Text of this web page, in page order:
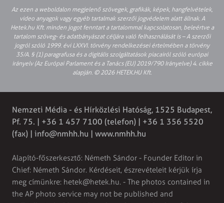
Az ezen a weboldalon megjelenő szövegek, grafikák, képek, hangfelvételek,
video anyagok vagy egyéb tartalmak szerzői jogvédelem alatt állnak. A
Hetek.hu Kft. minden jogot fenntart a tartalommal kapcsolatosan, beleértve a
tartalom szöveg- és adatbányászat céljára való felhasználását is – A szerzői
jogról szóló 1999. évi LXXVI. törvény rendelkezései értelmében a törvény
35/A. § (1) paragrafusa és a digitális szolgáltatások piacairól szóló európai
irányelv (Az Európai Parlament és a Tanács (EU) 2019/790 Irányelve) 4. cikke
alapján. © 2026 HETEK.HU Kft.
Nemzeti Média - és Hírközlési Hatóság, 1525 Budapest,
Pf. 75. | +36 1 457 7100 (telefon) | +36 1 356 5520
(fax) | info@nmhh.hu | www.nmhh.hu
Alapító-főszerkesztő: Németh Sándor - Founder Editor in
Chief: Németh Sándor. Kérdéseit, észrevételeit kérjük írja
meg címünkre: hetek@hetek.hu. - The photos contained in
the AP photo service may not be published and